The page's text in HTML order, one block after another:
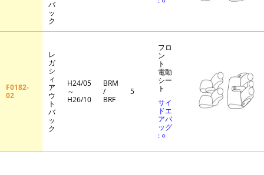
バ
ッ
ク
F0182-
02
レ
ガ
シ
ィ
ア
ウ
ト
バ
ッ
ク
H24/05
～
H26/10
BRM
/
BRF
5
フロ
ン
ト
電動
シー
ト
サイ
ドエ
アバ
ッグ
: ○